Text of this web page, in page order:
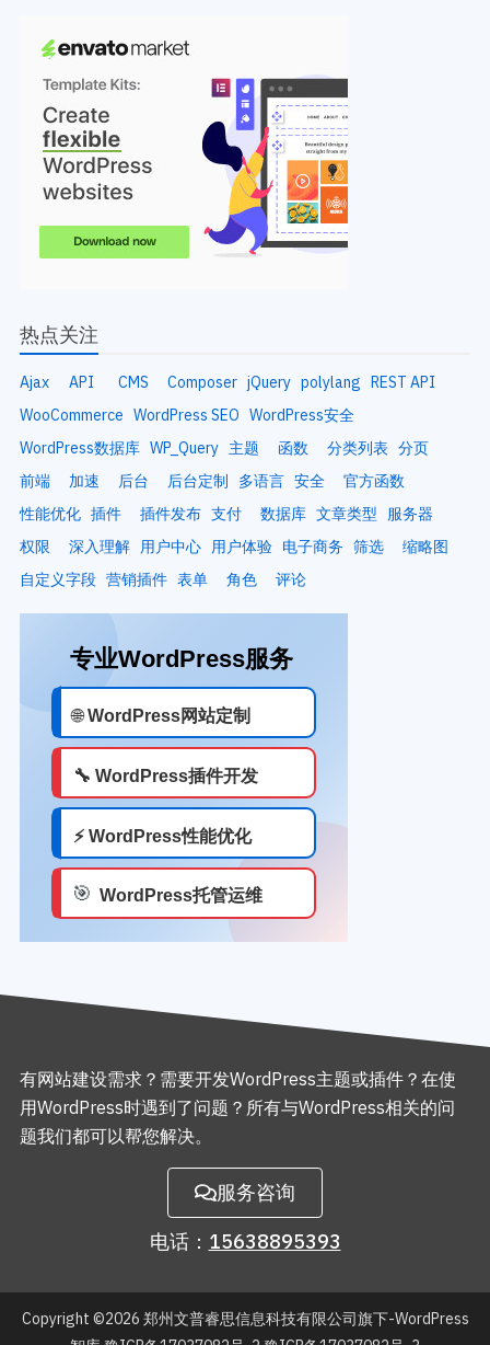
热点关注
Ajax API CMS Composer jQuery polylang REST API
WooCommerce WordPress SEO WordPress安全
WordPress数据库 WP_Query 主题 函数 分类列表 分页
前端
加速 后台 后台定制 多语言 安全
官方函数
性能优化 插件 插件发布 支付 数据库 文章类型
服务器
权限
深入理解 用户中心 用户体验 电子商务 筛选
缩略图
自定义字段 营销插件 表单 角色 评论
有网站建设需求？需要开发WordPress主题或插件？在使
用WordPress时遇到了问题？所有与WordPress相关的问
题我们都可以帮您解决。
服务咨询
电话： 15638895393
Copyright ©2026 郑州文普睿思信息科技有限公司旗下-WordPress